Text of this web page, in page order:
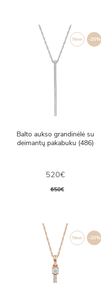
-20%
New
Balto aukso grandinėlė su
deimantų pakabuku (486)
520€
650€
-20%
New